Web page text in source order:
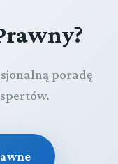
poradę